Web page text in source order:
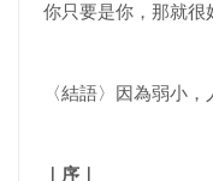
你只要是你，那就很
〈結語〉因為弱小
｜序｜